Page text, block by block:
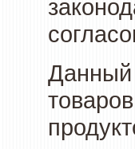
Данный